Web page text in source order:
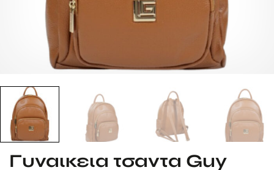
Γυναικεια τσαντα Guy